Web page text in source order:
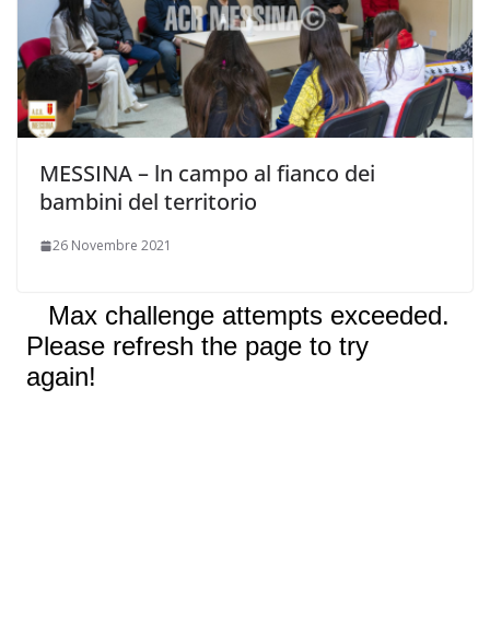
MESSINA – ln campo al fianco dei
bambini del territorio
26 Novembre 2021